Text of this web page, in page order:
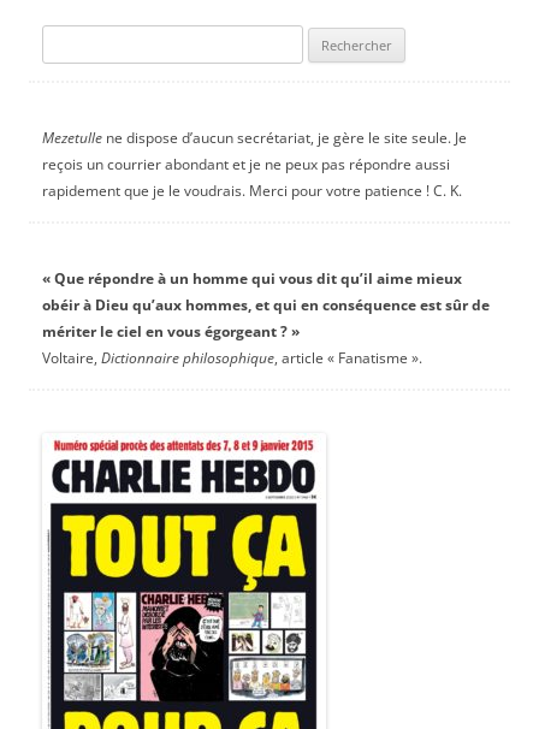
Mezetullene dispose d’aucun secrétariat, je gère le site seule. Je
reçois un courrier abondant et je ne peux pas répondre aussi
rapidement que je le voudrais. Merci pour votre patience ! C. K.
« Que répondre à un homme qui vous dit qu’il aime mieux
obéir à Dieu qu’aux hommes, et qui en conséquence est sûr de
mériter le ciel en vous égorgeant ? »
Voltaire, Dictionnaire philosophique, article « Fanatisme ».